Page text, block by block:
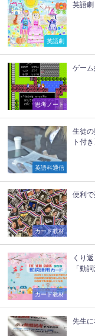
英語劇
英語劇
思考ノート
ゲー
英語科通信
生徒
ト付き
カード教材
便利
カード教材
くり
「動
先生